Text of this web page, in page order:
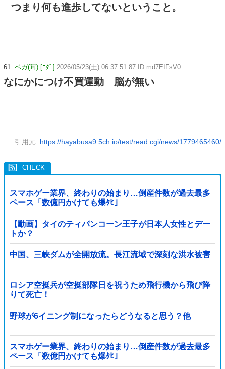
つまり何も進歩してないということ。
61: ベガ(茸) [ﾆﾀﾞ] 2026/05/23(土) 06:37:51.87 ID:md7EIFsV0
なにかにつけ不買運動 脳が無い
引用元: https://hayabusa9.5ch.io/test/read.cgi/news/1779465460/
スマホゲー業界、終わりの始まり…倒産件数が過去最多
ペース「数億円かけても爆ﾀﾋ」
【動画】タイのティパンコーン王子が日本人女性とデー
トか？
中国、三峡ダムが全開放流。長江流域で深刻な洪水被害
ロシア空挺兵が空挺部隊日を祝うため飛行機から飛び降
りて死亡！
野球が6イニング制になったらどうなると思う？他
スマホゲー業界、終わりの始まり…倒産件数が過去最多
ペース「数億円かけても爆ﾀﾋ」